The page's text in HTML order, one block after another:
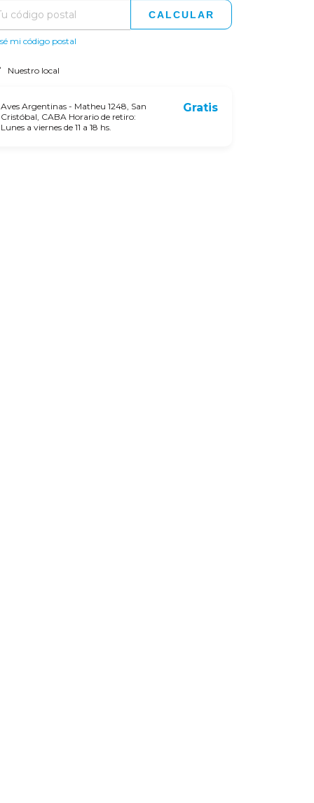
CALCULAR
mi código postal
Nuestro local
Aves Argentinas - Matheu 1248, San
Cristóbal, CABA Horario de retiro:
Lunes a viernes de 11 a 18 hs.
Gratis